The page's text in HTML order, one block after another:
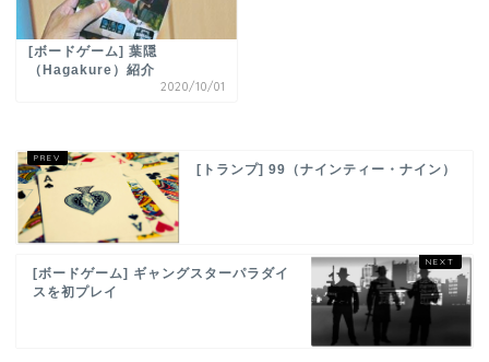
[ボードゲーム] 葉隠
（Hagakure）紹介
2020/10/01
[トランプ] 99（ナインティー・ナイン）
[ボードゲーム] ギャングスターパラダイ
スを初プレイ